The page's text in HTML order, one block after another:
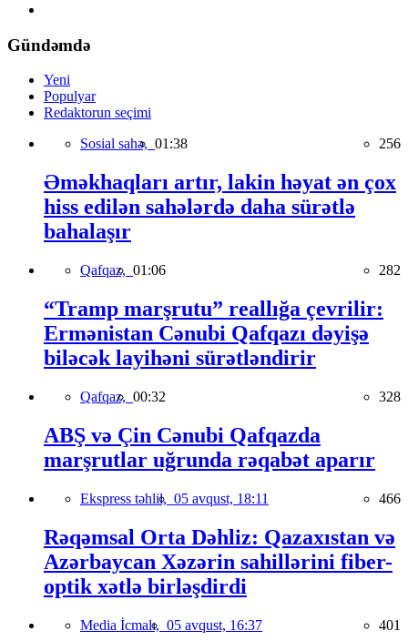
Gündəmdə
Yeni
Populyar
Redaktorun seçimi
Sosial sahə, 01:38 256
Əməkhaqları artır, lakin həyat ən çox
hiss edilən sahələrdə daha sürətlə
bahalaşır
Qafqaz, 01:06 282
“Tramp marşrutu” reallığa çevrilir:
Ermənistan Cənubi Qafqazı dəyişə
biləcək layihəni sürətləndirir
Qafqaz, 00:32 328
ABŞ və Çin Cənubi Qafqazda
marşrutlar uğrunda rəqabət aparır
Ekspress təhlil, 05 avqust, 18:11 466
Rəqəmsal Orta Dəhliz: Qazaxıstan və
Azərbaycan Xəzərin sahillərini fiber-
optik xətlə birləşdirdi
Media İcmalı, 05 avqust, 16:37 401